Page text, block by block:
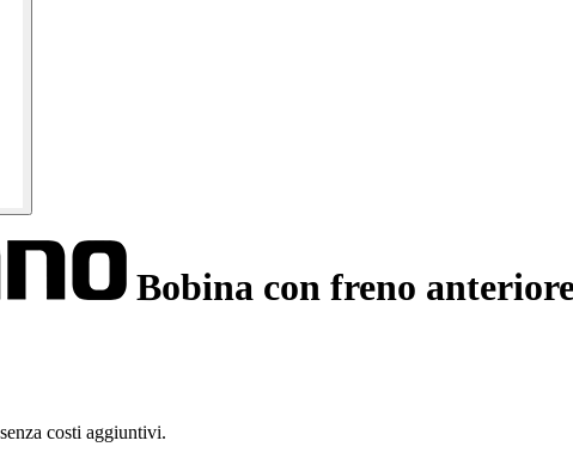
Bobina con freno
costi aggiuntivi.